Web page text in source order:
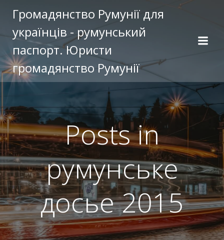
к
содержимому
Громадянство Румунії для
українців - румунський
паспорт. Юристи
громадянство Румунії
Posts in
румунське
досье 2015